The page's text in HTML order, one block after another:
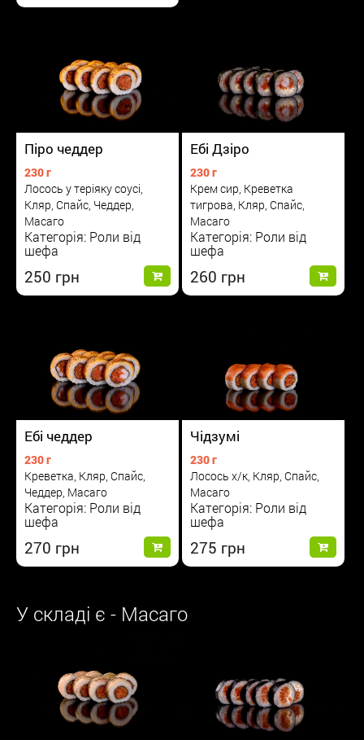
Піро чеддер
230 г
Лосось у теріяку соусі,
Кляр, Спайс, Чеддер,
Масаго
Категорія: Роли від
шефа
250
Ебі Дзіро
230 г
Крем сир, Креветка
тигрова, Кляр, Спайс,
Масаго
Категорія: Роли від
шефа
260
Ебі чеддер
230 г
Креветка, Кляр, Спайс,
Чеддер, Масаго
Категорія: Роли від
шефа
270
Чідзумі
230 г
Лосось х/к, Кляр, Спайс,
Масаго
Категорія: Роли від
шефа
275
У складі є - Масаго